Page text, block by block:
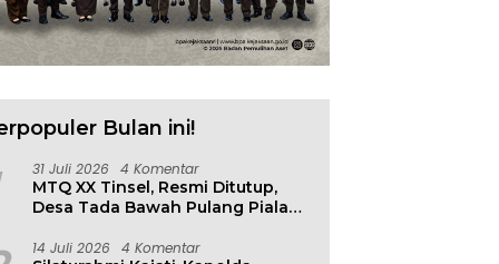
Bulan ini!
31 Juli 2026 4 Komentar
MTQ XX Tinsel, Resmi Ditutup,
Desa Tada Bawah Pulang Piala
14 Juli 2026 4 Komentar